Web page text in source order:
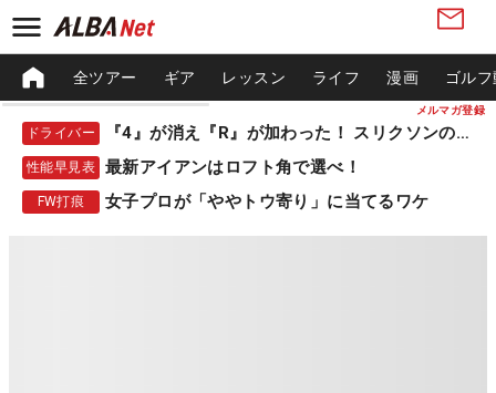
メルマガ登録
全ツアー ギア レッスン ライフ 漫画 ゴル
ドライバー 『4』が消え『R』が加わった！ スリクソンの新作
性能早見表 最新アイアンはロフト角で選べ！
FW打痕 女子プロが「ややトウ寄り」に当てるワケ